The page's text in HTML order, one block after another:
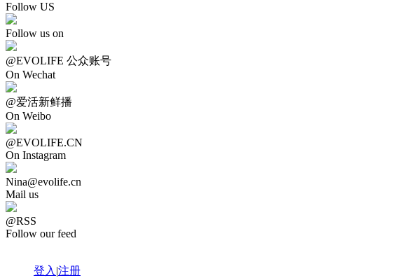
Follow US
Follow us on
@EVOLIFE 公众账号
On Wechat
@爱活新鲜播
On Weibo
@EVOLIFE.CN
On Instagram
Nina@evolife.cn
Mail us
@RSS
Follow our feed
登入|注册